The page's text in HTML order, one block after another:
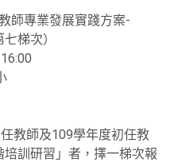
師專業發展實踐方案-
梯次）
教師及109學年度初任教
訓研習」者，擇一梯次報